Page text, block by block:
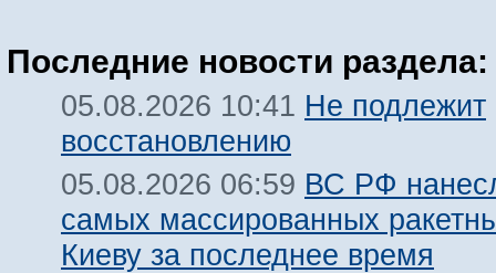
Последние новости раздела:
05.08.2026 10:41 Не подлежит
восстановлению
05.08.2026 06:59 ВС РФ
самых массированных
Киеву за последнее время